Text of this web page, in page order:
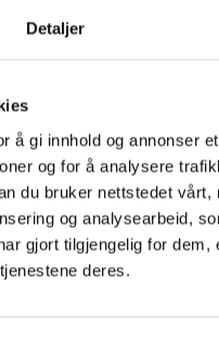
Detaljer
å gi innhold og annonser
og for å analysere
du bruker nettstedet vårt,
og analysearbeid,
gjort tilgjengelig for dem,
deres.
vår beslutskraft och ger oss
Denna
tar ansvar för kvalitet,
något alla i koncernen kan